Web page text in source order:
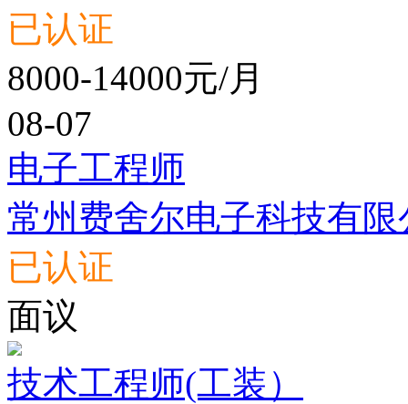
已认证
8000-14000元/月
08-07
电子工程师
常州费舍尔电子科技有限
已认证
面议
技术工程师(工装）